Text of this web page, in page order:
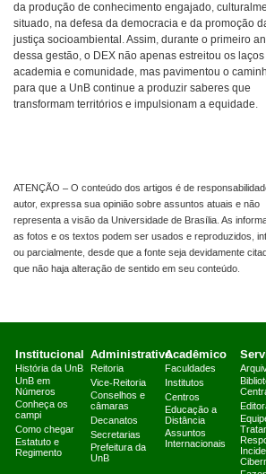
da produção de conhecimento engajado,
situado, na defesa da democracia e da promoção
justiça socioambiental. Assim, durante o primeiro
dessa gestão, o DEX não apenas estreitou os laços
academia e comunidade, mas pavimentou o
para que a UnB continue a produzir saberes que
transformam territórios e impulsionam a equidade.
ATENÇÃO – O conteúdo dos artigos é de
autor, expressa sua opinião sobre assuntos atuais e não
representa a visão da Universidade de Brasília. As
as fotos e os textos podem ser usados e reproduzidos,
ou parcialmente, desde que a fonte seja devidamente
que não haja alteração de sentido em seu conteúdo.
Institucional
História da UnB
UnB em
Números
Conheça os
campi
Como chegar
Estatuto e
Regimento
Administrativo
Reitoria
Vice-Reitoria
Conselhos e
câmaras
Decanatos
Secretarias
Prefeitura da
UnB
Acadêmico
Faculdades
Institutos
Centros
Educação a
Distância
Assuntos
Internacionais